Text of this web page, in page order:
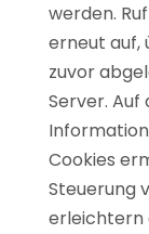
werden.
erneut auf,
zuvor
Server. Auf
Cookies
Steuerung
erleichtern